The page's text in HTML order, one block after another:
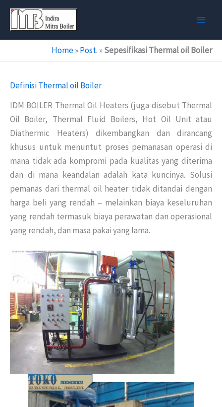
Skip
content
Home»Post. »Sepesifikasi Thermal oil Boiler
Definisi Thermal oil Boiler
IDM BOILER Thermal Oil Heaters (juga disebut Thermal
Oil Boiler, Thermal Fluid Boilers, Hot Oil Unit atau
Diathermic Heaters) dikembangkan dan dirancang
khusus untuk menuntut proses pemanasan operasi di
mana tidak ada kompromi pada kualitas yang diterima
dan di mana keandalan adalah kata kuncinya. Solusi
pemanas dari thermal oil heater tidak ditandai dengan
harga beli yang rendah – melainkan biaya keseluruhan
yang rendah termasuk biaya perawatan dan operasional
yang rendah, dan masa pakai yang lama.